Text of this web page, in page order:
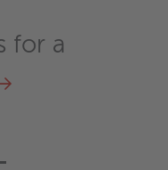
and Copper